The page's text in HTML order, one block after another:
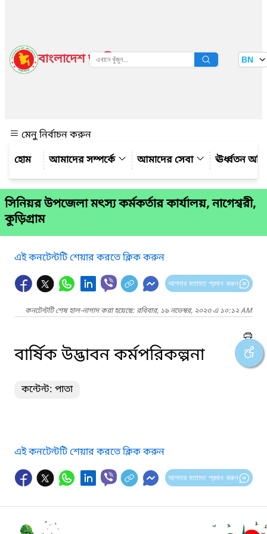
বাংলাদেশ জাতীয় তথ্য বাতায়ন BN
মেনু নির্বাচন করুন
আমাদের সম্পর্কে
আমাদের সেবা ঊর্ধ্বতন
সিনিয়র উপজেলা মৎস্য কর্মকর্তার কার্যালয়, নাগেশ্বরী,
কুড়িগ্রাম
এই কনটেন্টটি শেয়ার করতে ক্লিক করুন
আপনার মতামত প্রদান করুন
কনটেন্টটি শেষ হাল-নাগাদ করা হয়েছে: রবিবার, ১৯ নভেম্বর, ২০২৩ এ ১০:১২ AM
বার্ষিক উদ্ভাবন কর্মপরিকল্পনা
কন্টেন্ট: পাতা
এই কনটেন্টটি শেয়ার করতে ক্লিক করুন
আপনার মতামত প্রদান করুন